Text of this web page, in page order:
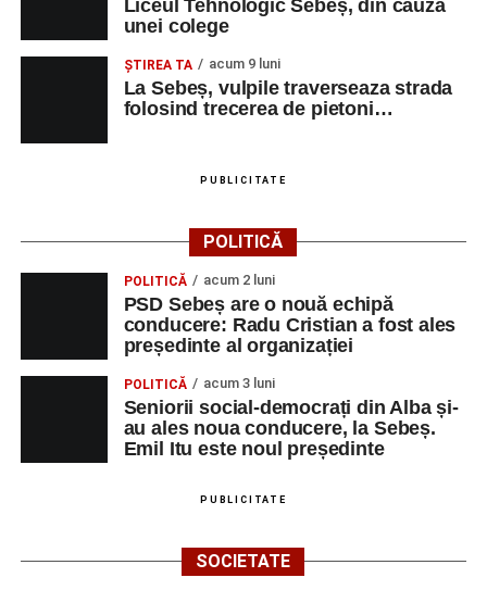
Liceul Tehnologic Sebeș, din cauza
unei colege
ŞTIREA TA acum 9 luni
La Sebeș, vulpile traverseaza strada
folosind trecerea de pietoni…
PUBLICITATE
POLITICĂ
POLITICĂ acum 2 luni
PSD Sebeș are o nouă echipă
conducere: Radu Cristian a fost ales
președinte al organizației
POLITICĂ acum 3 luni
Seniorii social-democrați din Alba și-
au ales noua conducere, la Sebeș.
Emil Itu este noul președinte
PUBLICITATE
SOCIETATE